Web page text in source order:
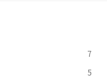
7
5